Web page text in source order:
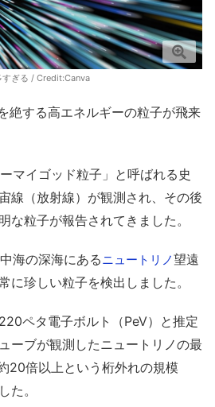
すぎる / Credit:Canva
絶する高エネルギーの粒子が飛来
マイゴッド粒子」と呼ばれる史
線（放射線）が観測され、その後
な粒子が報告されてきました。
海の深海にあるニュートリノ望遠
に珍しい粒子を検出しました。
ペタ電子ボルト（PeV）と推定
ーブが観測したニュートリノの最
20倍以上という桁外れの規模
た。